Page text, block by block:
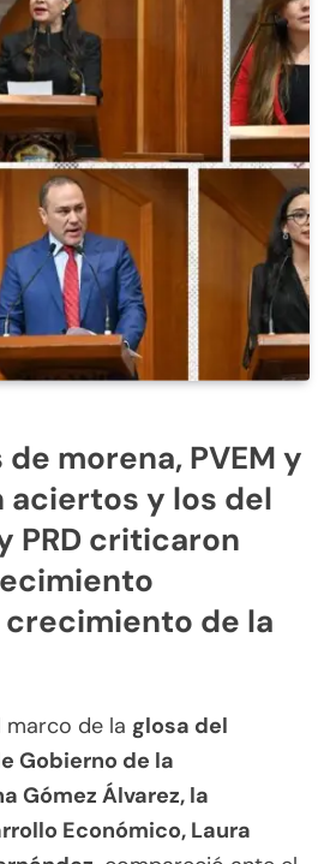
morena, PVEM y
aciertos y los del
PRD criticaron
de la
marco de la glosa del
Gobierno de la
Gómez Álvarez, la
Económico, Laura